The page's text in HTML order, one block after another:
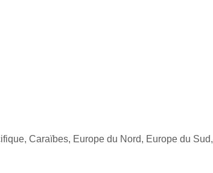
Caraïbes, Europe du Nord, Europe du Sud,